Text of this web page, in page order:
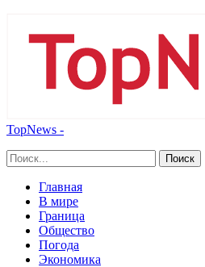
TopNews -
Главная
В мире
Граница
Общество
Погода
Экономика